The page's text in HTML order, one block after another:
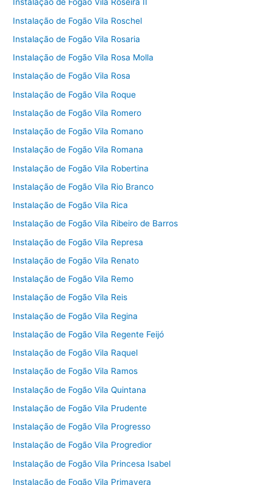
Instalação de Fogão Vila Roseira II
Instalação de Fogão Vila Roschel
Instalação de Fogão Vila Rosaria
Instalação de Fogão Vila Rosa Molla
Instalação de Fogão Vila Rosa
Instalação de Fogão Vila Roque
Instalação de Fogão Vila Romero
Instalação de Fogão Vila Romano
Instalação de Fogão Vila Romana
Instalação de Fogão Vila Robertina
Instalação de Fogão Vila Rio Branco
Instalação de Fogão Vila Rica
Instalação de Fogão Vila Ribeiro de Barros
Instalação de Fogão Vila Represa
Instalação de Fogão Vila Renato
Instalação de Fogão Vila Remo
Instalação de Fogão Vila Reis
Instalação de Fogão Vila Regina
Instalação de Fogão Vila Regente Feijó
Instalação de Fogão Vila Raquel
Instalação de Fogão Vila Ramos
Instalação de Fogão Vila Quintana
Instalação de Fogão Vila Prudente
Instalação de Fogão Vila Progresso
Instalação de Fogão Vila Progredior
Instalação de Fogão Vila Princesa Isabel
Instalação de Fogão Vila Primavera